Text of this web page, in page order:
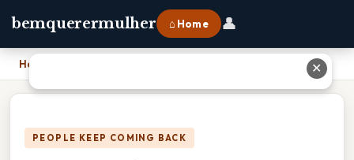
bemquerermulher ⌂ Home 👤
Home
PEOPLE KEEP COMING BACK
✕